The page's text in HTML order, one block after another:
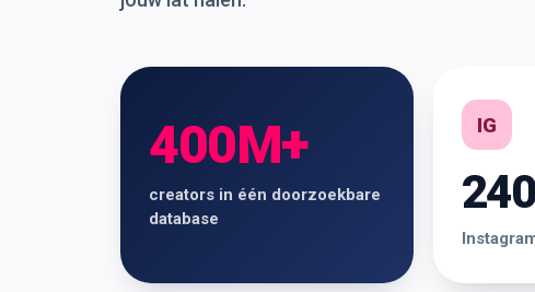
400M+
creators in één doorzoekbare
database
IG